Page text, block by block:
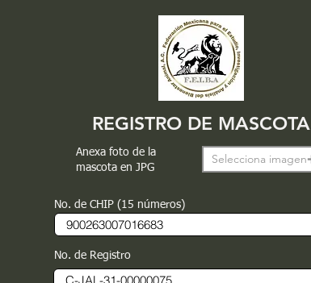
REGISTRO DE MASCOTA
Selecciona imagen
Anexa foto de la
mascota en JPG
No. de CHIP (15 números)
No. de Registro